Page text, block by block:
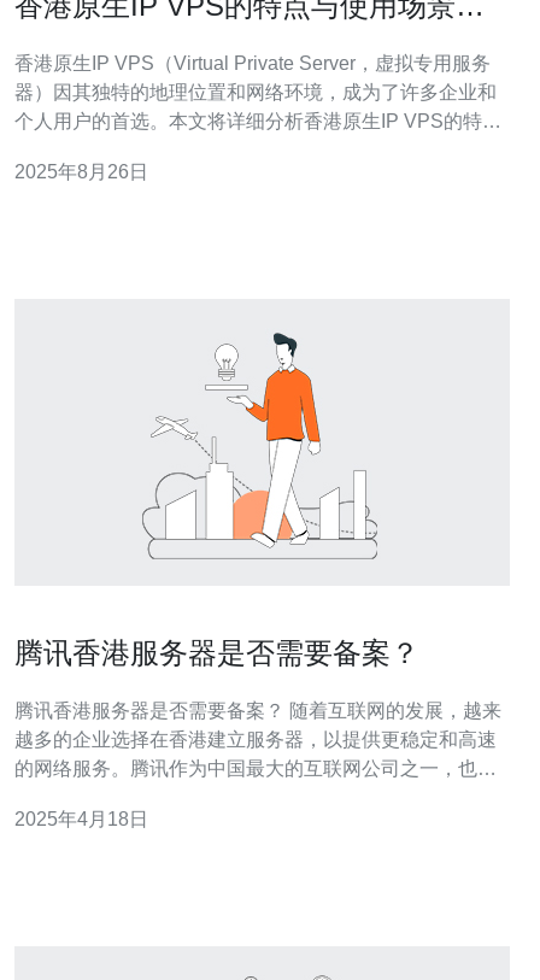
香港原生IP VPS（Virtual Private Server，虚拟专用服务
器）因其独特的地理位置和网络环境，成为了许多企业和
个人用户的首选。本文将详细分析香港原生IP VPS的特点
用户更好地理解和使用这一技术。 1. 香港原生IP VPS的定
2025年8月26日
腾讯香港服务器是否需要备案？
腾讯香港服务器是否需要备案？ 随着互联网的发展，越来
越多的企业选择在香港建立服务器，以提供更稳定和高速
的网络服务。腾讯作为中国最大的互联网公司之一，也在
备案的问题，一直存在争议。 备案是指企业或个人将自己
2025年4月18日